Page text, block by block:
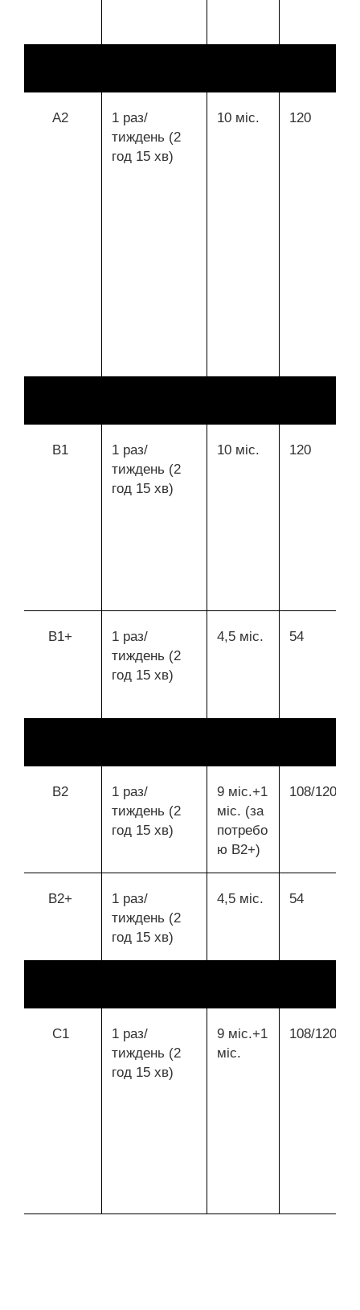
А2
1 раз/
тиждень (2
год 15 хв)
10 міс. 120
В1
1 раз/
тиждень (2
год 15 хв)
10 міс. 120
В1+
1 раз/
тиждень (2
год 15 хв)
4,5 міс. 54
В2
1 раз/
тиждень (2
год 15 хв)
9 міс.+1
міс. (за
потребо
ю В2+)
108/120
В2+
1 раз/
тиждень (2
год 15 хв)
4,5 міс. 54
С1
1 раз/
тиждень (2
год 15 хв)
9 міс.+1
міс.
108/120